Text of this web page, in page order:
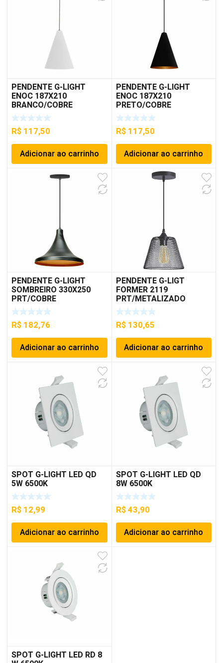
PENDENTE G-LIGHT
ENOC 187X210
BRANCO/COBRE
R$ 117,50
Adicionar ao carrinho
PENDENTE G-LIGHT
ENOC 187X210
PRETO/COBRE
R$117,50
Adicionar ao carrinho
PENDENTE G-LIGHT
SOMBREIRO 330X250
PRT/COBRE
R$ 182,76
Adicionar ao carrinho
PENDENTE G-LIGT
FORMER 2119
PRT/METALIZADO
R$130,65
Adicionar ao carrinho
SPOT G-LIGHT LED QD
5W 6500K
R$ 12,99
Adicionar ao carrinho
SPOT G-LIGHT LED QD
8W 6500K
R$43,90
Adicionar ao carrinho
SPOT G-LIGHT LED RD 8